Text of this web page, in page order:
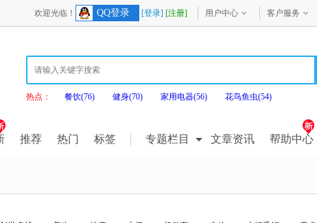
欢迎光临！ QQ登录 [登录] [注册] 用户中心 客户服务
热点： 餐饮(76) 健身(70) 家用电器(56) 花鸟鱼虫(54)
推荐 热门 标签 专题栏目 文章资讯 帮助中心